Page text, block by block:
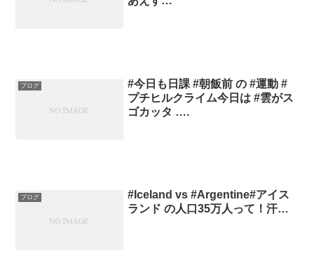
ブログ
#今日も日課 #朝飯前 の #運動 #
プチヒルクライム今日は #雲がス
ゴカッタ ….
ブログ
#Iceland vs #Argentine#アイス
ランド の人口35万人って！汗…